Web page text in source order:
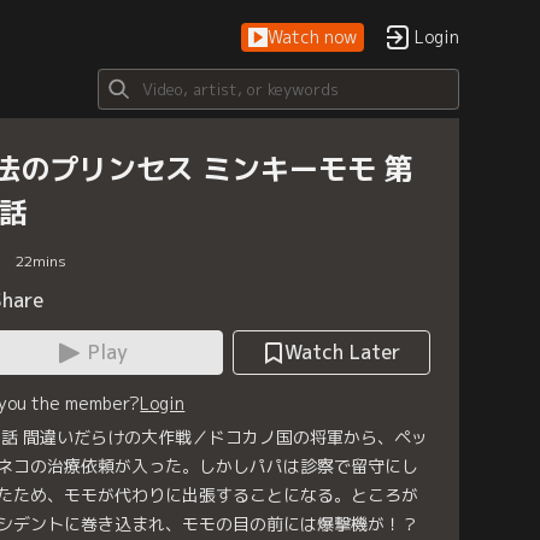
Watch now Login
のプリンセス ミンキーモモ 第
22mins
Play
Watch Later
the member?Login
間違いだらけの大作戦／ドコカノ国の将軍から、ペッ
コの治療依頼が入った。しかしパパは診察で留守にし
ため、モモが代わりに出張することになる。ところが
デントに巻き込まれ、モモの目の前には爆撃機が！？